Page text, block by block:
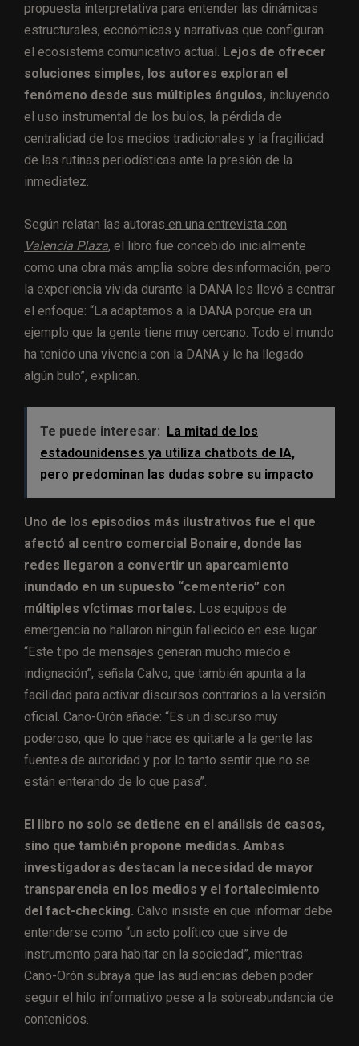
propuesta interpretativa para entender las dinámicas
estructurales, económicas y narrativas que configuran
el ecosistema comunicativo actual. Lejos de ofrecer
soluciones simples, los autores exploran el
fenómeno desde sus múltiples ángulos, incluyendo
el uso instrumental de los bulos, la pérdida de
centralidad de los medios tradicionales y la fragilidad
de las rutinas periodísticas ante la presión de la
inmediatez.
Según relatan las autoras en una entrevista con
Valencia Plaza, el libro fue concebido inicialmente
como una obra más amplia sobre desinformación, pero
la experiencia vivida durante la DANA les llevó a centrar
el enfoque: “La adaptamos a la DANA porque era un
ejemplo que la gente tiene muy cercano. Todo el mundo
ha tenido una vivencia con la DANA y le ha llegado
algún bulo”, explican.
Te puede interesar:
La mitad de los
estadounidenses ya utiliza chatbots de IA,
pero predominan las dudas sobre su impacto
Uno de los episodios más ilustrativos fue el que
afectó al centro comercial Bonaire, donde las
redes llegaron a convertir un aparcamiento
inundado en un supuesto “cementerio” con
múltiples víctimas mortales. Los equipos de
emergencia no hallaron ningún fallecido en ese lugar.
“Este tipo de mensajes generan mucho miedo e
indignación”, señala Calvo, que también apunta a la
facilidad para activar discursos contrarios a la versión
oficial. Cano-Orón añade: “Es un discurso muy
poderoso, que lo que hace es quitarle a la gente las
fuentes de autoridad y por lo tanto sentir que no se
están enterando de lo que pasa”.
El libro no solo se detiene en el análisis de casos,
sino que también propone medidas. Ambas
investigadoras destacan la necesidad de mayor
transparencia en los medios y el fortalecimiento
del fact-checking. Calvo insiste en que informar debe
entenderse como “un acto político que sirve de
instrumento para habitar en la sociedad”, mientras
Cano-Orón subraya que las audiencias deben poder
seguir el hilo informativo pese a la sobreabundancia de
contenidos.